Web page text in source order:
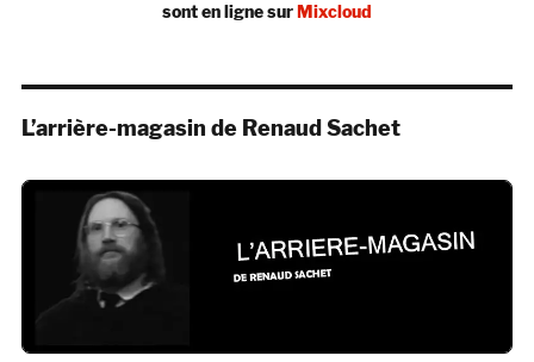
sont en ligne surMixcloud
L’arrière-magasin de Renaud Sachet